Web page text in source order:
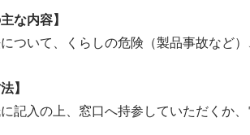
な内容】
ついて、くらしの危険（製品事故など
】
記入の上、窓口へ持参していただくか